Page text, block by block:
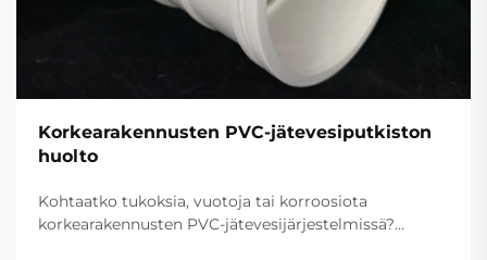
Korkearakennusten PVC-jätevesiputkiston
huolto
Kohtaatko tukoksia, vuotoja tai korroosiota
korkearakennusten PVC-jätevesijärjestelmissä?